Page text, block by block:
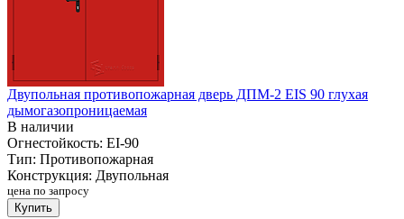
Двупольная противопожарная дверь ДПМ-2 EIS 90 глухая
дымогазопроницаемая
В наличии
Огнестойкость: EI-90
Тип: Противопожарная
Конструкция: Двупольная
цена по запросу
Купить